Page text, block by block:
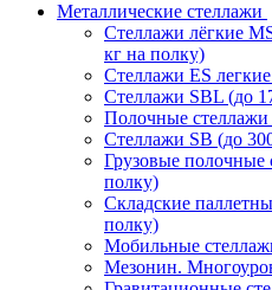
Металлические стеллажи
Стеллажи лёгкие
кг на полку)
Стеллажи ES
Стеллажи SBL (до
Полочные
Стеллажи SB (до
Грузовые полочные
полку)
Складские
полку)
Мобильные
Мезонин.